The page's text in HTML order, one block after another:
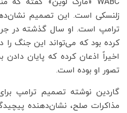
زلنسکی است. این تصمیم
ترامپ است. او سال گذشته در
اخیراً اذعان کرده که پایان دادن
تصور او بوده است.
گاردین نوشته تصمیم ترامپ
مذاکرات صلح، نشان‌دهنده